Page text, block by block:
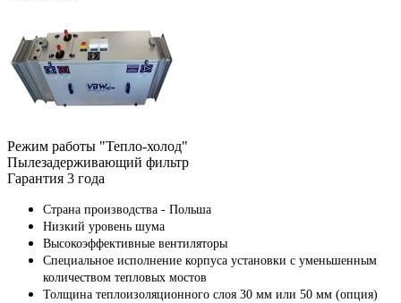
Режим работы "Тепло-холод"
Пылезадерживающий фильтр
Гарантия 3 года
Страна производства - Польша
Низкий уровень шума
Высокоэффективные вентиляторы
Специальное исполнение корпуса установки с уменьшенным
количеством тепловых мостов
Толщина теплоизоляционного слоя 30 мм или 50 мм (опция)